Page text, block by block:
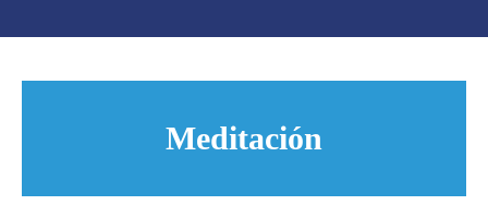
Meditación